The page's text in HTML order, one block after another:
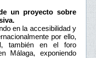
un proyecto sobre
en la accesibilidad y
por ello,
también en el foro
Málaga, exponiendo